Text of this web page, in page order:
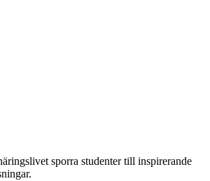
sporra studenter till inspirerande